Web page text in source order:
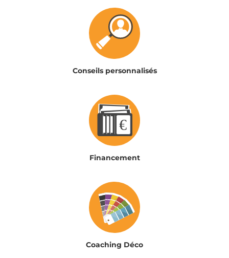
Conseils personnalisés
Financement
Coaching Déco